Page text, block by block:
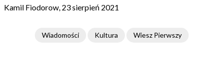
Kamil Fiodorow, 23 sierpień 2021
Wiadomości Kultura Wiesz Pierwszy